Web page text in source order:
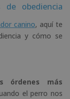
de obediencia
canino, aquí te
y cómo se
órdenes más
el perro nos